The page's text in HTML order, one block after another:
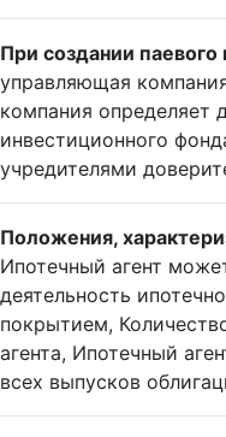
При создании
управляющая
компания определяет
инвестиционного
учредителями
Положения,
Ипотечный агент
деятельность
покрытием,
агента, Ипотечный
всех выпусков